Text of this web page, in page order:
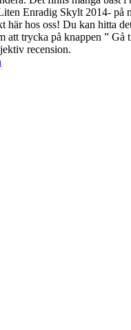
Enradig Skylt 2014- på
här hos oss! Du kan hitta
att trycka på knappen ” Gå
recension.